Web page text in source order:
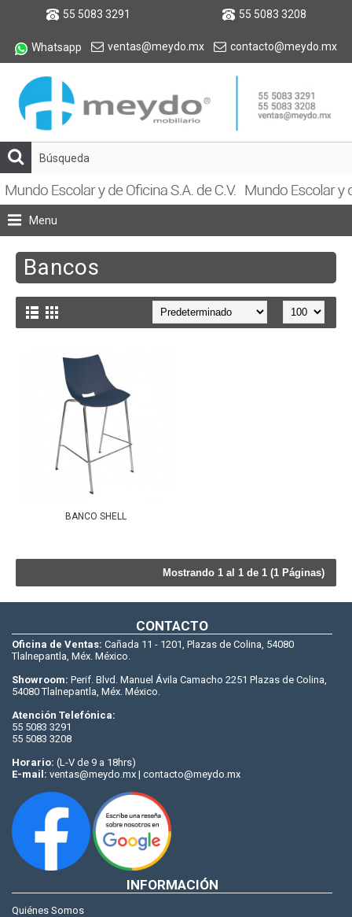
55 5083 3291 55 5083 3208
Whatsapp ventas@meydo.mx contacto@meydo.mx
Menu
Bancos
BANCO SHELL
Mostrando 1 al 1 de 1 (1 Páginas)
CONTACTO
Oficina de Ventas: Cañada 11 - 1201, Plazas de Colina, 54080
Tlalnepantla, Méx. México.
Showroom: Perif. Blvd. Manuel Ávila Camacho 2251 Plazas de Colina,
54080 Tlalnepantla, Méx. México.
Atención Telefónica:
55 5083 3291
55 5083 3208
Horario: (L-V de 9 a 18hrs)
E-mail: ventas@meydo.mx | contacto@meydo.mx
INFORMACIÓN
Quiénes Somos